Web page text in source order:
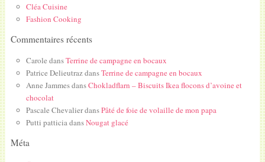
Cléa Cuisine
Fashion Cooking
Commentaires récents
Carole dansTerrine de campagne en bocaux
Patrice DelieutrazdansTerrine de campagne en bocaux
Anne JammesdansChokladflarn – Biscuits Ikea flocons d’avoine et
chocolat
Pascale ChevalierdansPâté de foie de volaille de mon papa
Putti patticiadansNougat glacé
Méta